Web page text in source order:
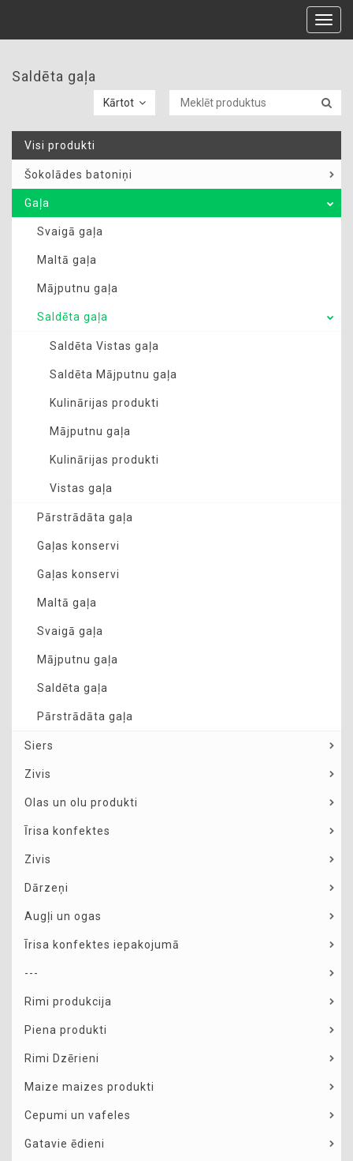
Saldēta gaļa
Kārtot
Visi produkti
Šokolādes batoniņi
Gaļa
Svaigā gaļa
Maltā gaļa
Mājputnu gaļa
Saldēta gaļa
Saldēta Vistas gaļa
Saldēta Mājputnu gaļa
Kulinārijas produkti
Mājputnu gaļa
Kulinārijas produkti
Vistas gaļa
Pārstrādāta gaļa
Gaļas konservi
Gaļas konservi
Maltā gaļa
Svaigā gaļa
Mājputnu gaļa
Saldēta gaļa
Pārstrādāta gaļa
Siers
Zivis
Olas un olu produkti
Īrisa konfektes
Zivis
Dārzeņi
Augļi un ogas
Īrisa konfektes iepakojumā
---
Rimi produkcija
Piena produkti
Rimi Dzērieni
Maize maizes produkti
Cepumi un vafeles
Gatavie ēdieni